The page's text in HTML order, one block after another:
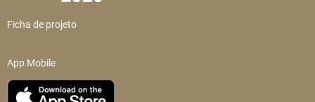
Ficha de projeto
App Mobile